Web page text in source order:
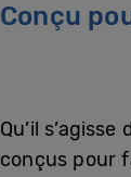
Conçu
Qu’il
conçus pour